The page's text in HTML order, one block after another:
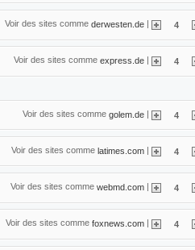
Voir des sites comme derwesten.de | 4
Voir des sites comme express.de 4
Voir des sites comme golem.de | 4
Voir des sites comme latimes.com | 4
Voir des sites comme webmd.com | 4
Voir des sites comme foxnews.com 4